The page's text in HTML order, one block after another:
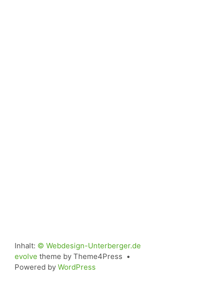
Inhalt: © Webdesign-Unterberger.de
evolve theme by Theme4Press •
Powered by WordPress